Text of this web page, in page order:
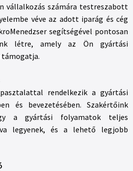
vállalkozás számára testreszabott
véve az adott iparág és cég
segítségével pontosan
létre, amely az Ön gyártási
rendelkezik a gyártási
és bevezetésében. Szakértőink
a gyártási folyamatok teljes
legyenek, és a lehető legjobb